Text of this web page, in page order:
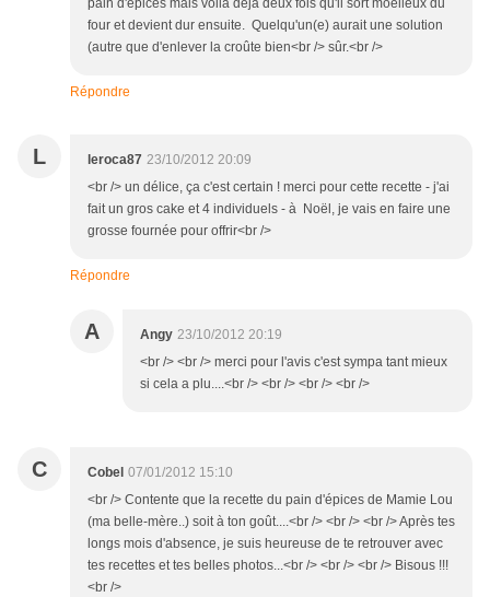
pain d'épices mais voilà déjà deux fois qu'il sort moelleux du
four et devient dur ensuite. Quelqu'un(e) aurait une solution
(autre que d'enlever la croûte bien<br /> sûr.<br />
Répondre
L leroca87 23/10/2012 20:09
<br /> un délice, ça c'est certain ! merci pour cette recette - j'ai
fait un gros cake et 4 individuels - à Noël, je vais en faire une
grosse fournée pour offrir<br />
Répondre
A Angy 23/10/2012 20:19
<br /> <br /> merci pour l'avis c'est sympa tant mieux
si cela a plu....<br /> <br /> <br /> <br />
C Cobel 07/01/2012 15:10
<br /> Contente que la recette du pain d'épices de Mamie Lou
(ma belle-mère..) soit à ton goût....<br /> <br /> <br /> Après tes
longs mois d'absence, je suis heureuse de te retrouver avec
tes recettes et tes belles photos...<br /> <br /> <br /> Bisous !!!
<br />